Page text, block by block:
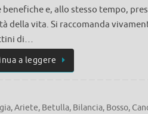
benefiche e, allo stesso tempo,
della vita. Si raccomanda
di…
a leggere
,Ariete, Betulla, Bilancia, Bosso,